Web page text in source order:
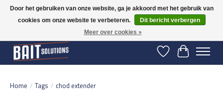
Gratis verzending vanaf 50 euro binnen NL | Op voorraad binnen 2-5 werkdagen
verzonden | België vanaf 70 euro gratis verzonden
Verlanglijst
Home / Tags / chod extender
Door het gebruiken van onze website, ga je akkoord met het gebruik van
cookies om onze website te verbeteren.
Dit bericht verbergen
Meer over cookies »